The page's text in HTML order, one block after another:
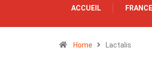
ACCUEIL FRANCE
Home Lactalis